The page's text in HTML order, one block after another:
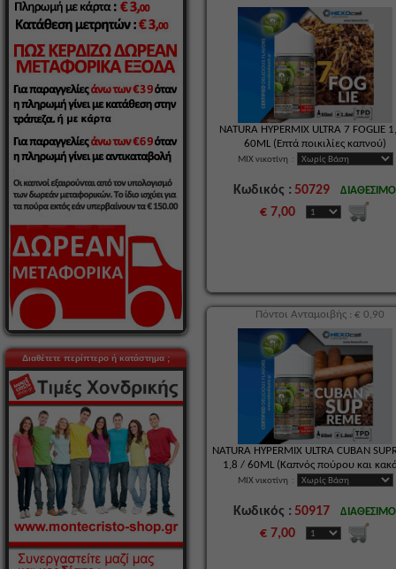
Διαθέτετε περίπτερο ή κατάστημα ;
NATURA HYPERMIX ULTRA 7 FOGLIE
60ML (Επτά ποικιλίες καπνού)
MIX νικοτίνη :
Κωδικός : 50729 ΔΙΑΘΕΣΙΜΟ
€ 7,00
NATURA HYPERMIX ULTRA CUBAN
1,8 / 60ML (Καπνός πούρου και
MIX νικοτίνη :
Κωδικός : 50917 ΔΙΑΘΕΣΙΜΟ
€ 7,00
Πόντοι Ανταμοιβής : € 0,90